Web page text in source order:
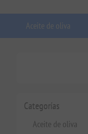
Aceite de oliva
Categorías
Aceite de oliva